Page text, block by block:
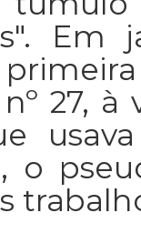
Em
27,
o